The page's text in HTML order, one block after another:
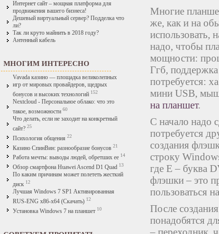
Интернет сайт – мощная платформа для
продвижения вашего бизнеса!
Дешевый виртуальный сервер? Подделка что
ли?
Так ли круто майнить в 2018 году?
Антенный кабель
МНОГИМ ИНТЕРЕСНО
Vavada казино — площадка великолепных
игр от мировых провайдеров, щедрых
бонусов и высоких технологий 152
Nextcloud - Персональное облако: что это
такое, возможности 60
Что делать, если не заходит на конкретный
сайт? 25
Психология общения 22
Казино СпинВин: разнообразие бонусов 21
Работа мечты: выводы людей, обретших ее 14
Обзор смартфона Huawei Ascend D1 Quad 13
По каким причинам может полететь жесткий
диск 12
Лучшая Windows 7 SP1 Активированная
RUS-ENG x86-x64 (Скачать) 12
Установка Windows 7 на планшет 10
Многие
же, как и на
использовать,
надо, чтобы
мощности:
Ггб,
потребуется:
мини USB,
на планшет.
С начало надо
потребуется
создания
строку
где E – буква
флэшки – это
пользоваться
После
понадобятся